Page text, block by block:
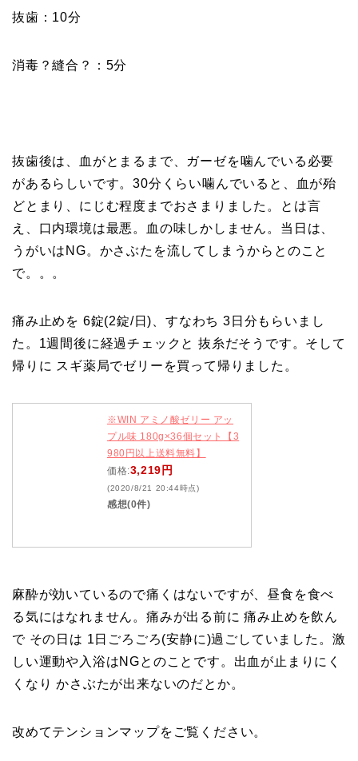
抜歯：10分
消毒？縫合？：5分
抜歯後は、血がとまるまで、ガーゼを噛んでいる必要
があるらしいです。30分くらい噛んでいると、血が殆
どとまり、にじむ程度までおさまりました。とは言
え、口内環境は最悪。血の味しかしません。当日は、
うがいはNG。かさぶたを流してしまうからとのこと
で。。。
痛み止めを 6錠(2錠/日)、すなわち 3日分もらいまし
た。1週間後に経過チェックと 抜糸だそうです。そして
帰りに スギ薬局でゼリーを買って帰りました。
※WIN アミノ酸ゼリー アッ
プル味 180g×36個セット【3
980円以上送料無料】
価格:3,219円
(2020/8/21 20:44時点)
感想(0件)
麻酔が効いているので痛くはないですが、昼食を食べ
る気にはなれません。痛みが出る前に 痛み止めを飲ん
で その日は 1日ごろごろ(安静に)過ごしていました。激
しい運動や入浴はNGとのことです。出血が止まりにく
くなり かさぶたが出来ないのだとか。
改めてテンションマップをご覧ください。